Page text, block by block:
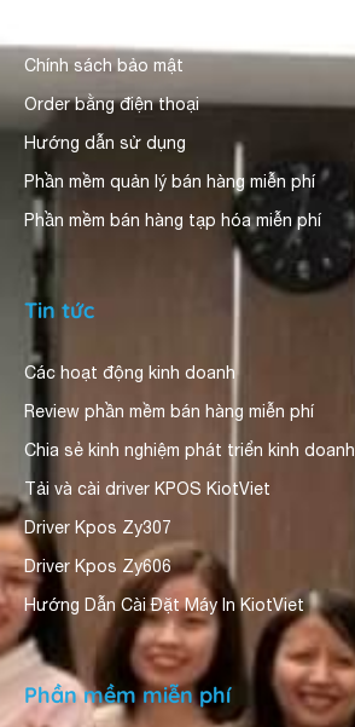
Chính sách bảo mật
Order bằng điện thoại
Hướng dẫn sử dụng
Phần mềm quản lý bán hàng miễn phí
Phần mềm bán hàng tạp hóa miễn phí
Tin tức
Các hoạt động kinh doanh
Review phần mềm bán hàng miễn phí
Chia sẻ kinh nghiệm phát triển kinh doanh
Tải và cài driver KPOS KiotViet
Driver Kpos Zy307
Driver Kpos Zy606
Hướng Dẫn Cài Đặt Máy In KiotViet
Phần mềm miễn phí